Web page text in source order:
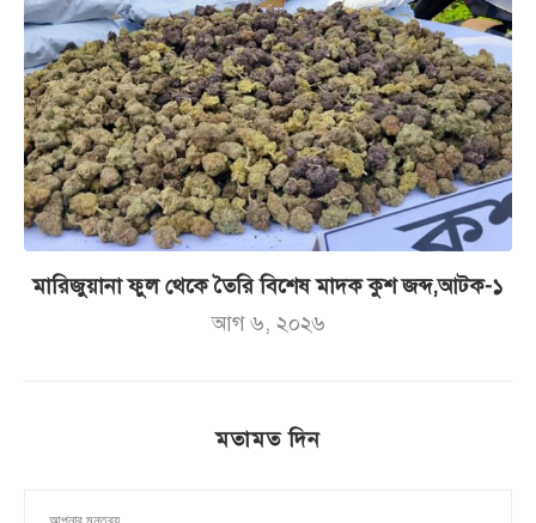
মারিজুয়ানা ফুল থেকে তৈরি বিশেষ মাদক কুশ জব্দ,আটক-১
আগ ৬, ২০২৬
মতামত দিন